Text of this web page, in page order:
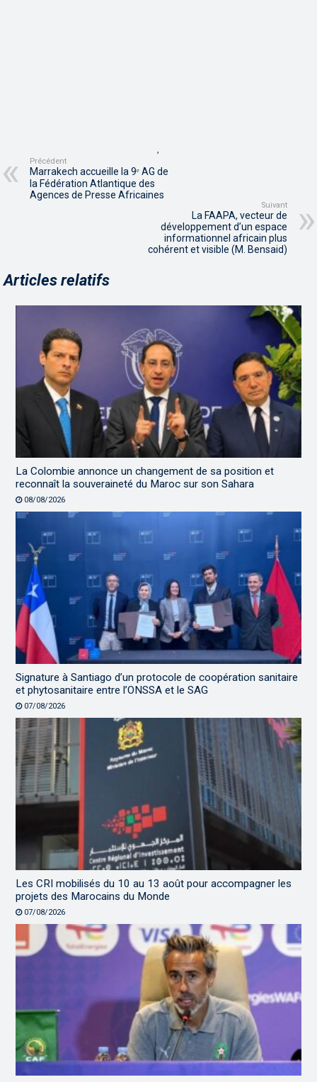
,
Précédent
Marrakech accueille la 9ᵉ AG de
la Fédération Atlantique des
Agences de Presse Africaines
Suivant
La FAAPA, vecteur de
développement d’un espace
informationnel africain plus
cohérent et visible (M. Bensaid)
Articles relatifs
La Colombie annonce un changement de sa position et
reconnaît la souveraineté du Maroc sur son Sahara
08/08/2026
Signature à Santiago d’un protocole de coopération sanitaire
et phytosanitaire entre l’ONSSA et le SAG
07/08/2026
Les CRI mobilisés du 10 au 13 août pour accompagner les
projets des Marocains du Monde
07/08/2026